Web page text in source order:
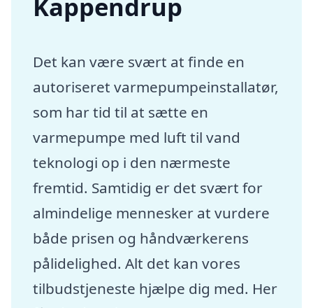
Kappendrup
Det kan være svært at finde en
autoriseret varmepumpeinstallatør,
som har tid til at sætte en
varmepumpe med luft til vand
teknologi op i den nærmeste
fremtid. Samtidig er det svært for
almindelige mennesker at vurdere
både prisen og håndværkerens
pålidelighed. Alt det kan vores
tilbudstjeneste hjælpe dig med. Her